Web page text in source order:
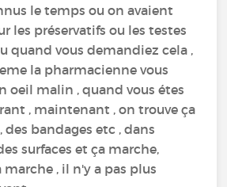
le temps ou on avaient
les préservatifs ou les testes
quand vous demandiez cela ,
la pharmacienne vous
oeil malin , quand vous étes
, maintenant , on trouve ça
des bandages etc , dans
surfaces et ça marche,
marche , il n'y a pas plus